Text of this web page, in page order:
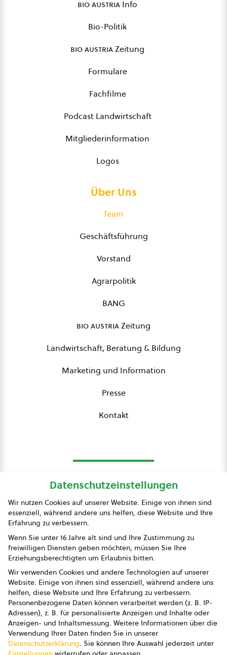
bio austria Info
Bio-Politik
bio austriaZeitung
Formulare
Fachfilme
Podcast Landwirtschaft
Mitgliederinformation
Logos
Über Uns
Team
Geschäftsführung
Vorstand
Agrarpolitik
BANG
bio austriaZeitung
Landwirtschaft, Beratung & Bildung
Marketing und Information
Presse
Kontakt
Presse
Impressum
Datenschutz
AGB
AGB Marketing GmbH
AGB Bildung
Newsletter
Datenschutzeinstellungen
Wir nutzen Cookies auf unserer Website. Einige von ihnen sind
essenziell, während andere uns helfen, diese Website und Ihre
Erfahrung zu verbessern.
Wenn Sie unter 16 Jahre alt sind und Ihre Zustimmung zu
freiwilligen Diensten geben möchten, müssen Sie Ihre
Erziehungsberechtigten um Erlaubnis bitten.
Wir verwenden Cookies und andere Technologien auf unserer
Website. Einige von ihnen sind essenziell, während andere uns
helfen, diese Website und Ihre Erfahrung zu verbessern.
Personenbezogene Daten können verarbeitet werden (z. B. IP-
Adressen), z. B. für personalisierte Anzeigen und Inhalte oder
Anzeigen- und Inhaltsmessung. Weitere Informationen über die
Verwendung Ihrer Daten finden Sie in unserer
Datenschutzerklärung. Sie können Ihre Auswahl jederzeit unter